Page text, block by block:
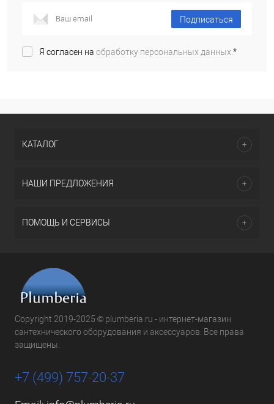
Подписаться
Я согласен на обработку персональных данных.*
КАТАЛОГ
НАШИ ПРЕДЛОЖЕНИЯ
ПОМОЩЬ И СЕРВИСЫ
Copyright 2019-2025 © plumberia.ru - интернет-магазин
сантехнического оборудования и аксессуаров. Все права
защищены.
+7 (499) 757-20-37